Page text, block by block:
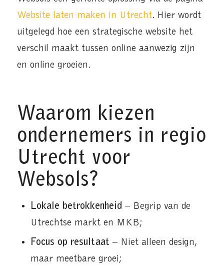
Website laten maken in Utrecht. Hier wordt
uitgelegd hoe een strategische website het
verschil maakt tussen online aanwezig zijn
en online groeien.
Waarom kiezen
ondernemers in regio
Utrecht voor
Websols?
Lokale betrokkenheid – Begrip van de
Utrechtse markt en MKB;
Focus op resultaat – Niet alleen design,
maar meetbare groei;